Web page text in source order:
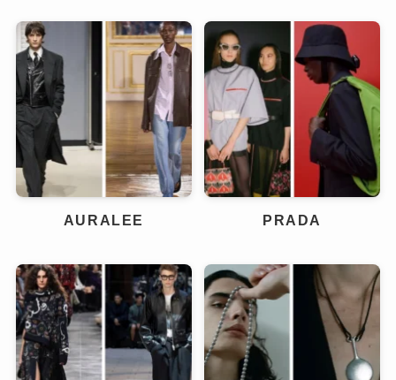
AURALEE PRADA